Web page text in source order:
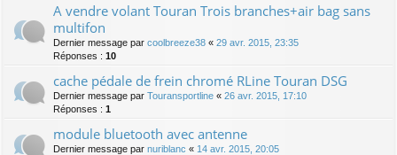
A vendre volant Touran Trois branches+air bag sans
multifon
Dernier message par coolbreeze38 « 29 avr. 2015, 23:35
Réponses : 10
cache pédale de frein chromé RLine Touran DSG
Dernier message par Touransportline « 26 avr. 2015, 17:10
Réponses : 1
module bluetooth avec antenne
Dernier message par nuriblanc « 14 avr. 2015, 20:05